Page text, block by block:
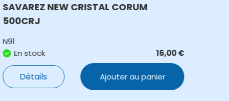
SAVAREZ NEW CRISTAL CORUM
500CRJ
N91
En stock
16,00€
Détails Ajouter au panier